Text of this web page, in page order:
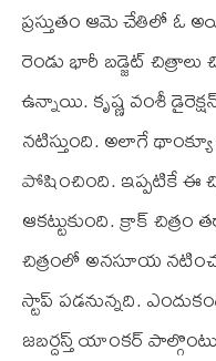
ప్రస్తుతం ఆమె చేతిలో ఓ
రెండు భారీ బడ్జెట్ చిత్రాలు
ఉన్నాయి. కృష్ణ వంశీ
నటిస్తుంది. అలాగే
పోషించింది. ఇప్పటికే ఈ
ఆకట్టుకుంది. క్రాక్
చిత్రంలో అనసూయ
స్టాప్ పడనున్నది.
జబర్దస్త్ యాంకర్